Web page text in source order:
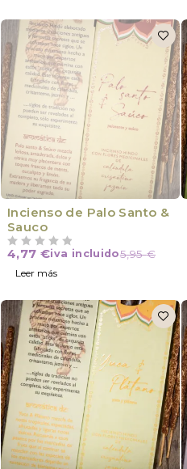
VÍCTIMA DE SU ÉXITO
Incienso de Palo Santo &
Sauco
5,95€
4,77 €iva incluido
Leer más